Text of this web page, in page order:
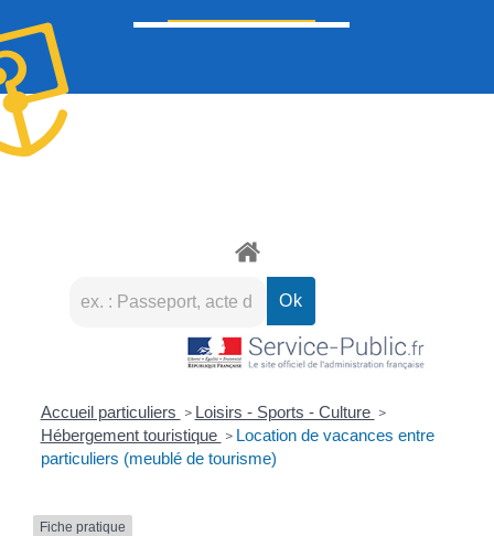
Accueil particuliers > Loisirs - Sports - Culture >
Hébergement touristique > Location de vacances entre
particuliers (meublé de tourisme)
Fiche pratique